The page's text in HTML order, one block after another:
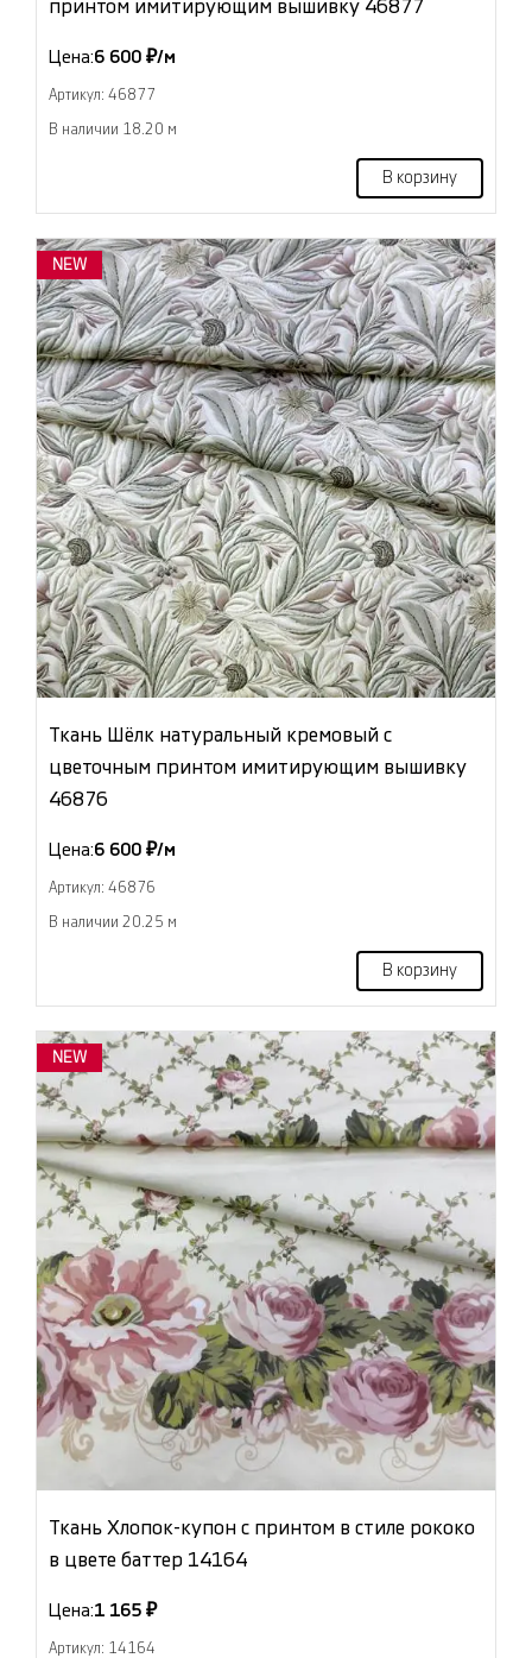
принтом имитирующим вышивку 46877
Цена:6 600 ₽/м
Артикул: 46877
В наличии 18.20 м
В корзину
NEW
Ткань Шёлк натуральный кремовый с
цветочным принтом имитирующим вышивку
46876
Цена:6 600 ₽/м
Артикул: 46876
В наличии 20.25 м
В корзину
NEW
Ткань Хлопок-купон с принтом в стиле рококо
в цвете баттер 14164
Цена:1 165 ₽
Артикул: 14164